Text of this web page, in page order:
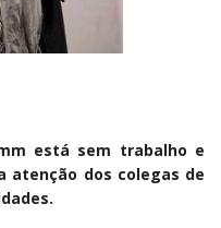
está sem trabalho e
atenção dos colegas de